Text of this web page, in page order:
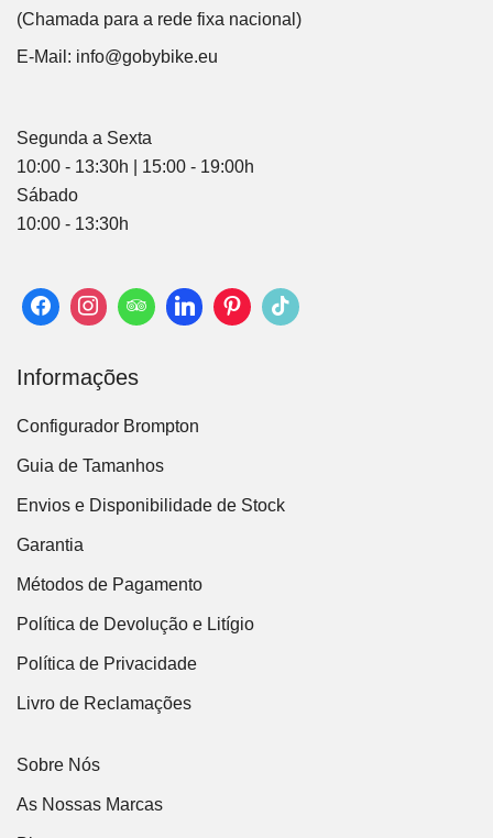
(Chamada para a rede fixa nacional)
E-Mail: info@gobybike.eu
Segunda a Sexta
10:00 - 13:30h | 15:00 - 19:00h
Sábado
10:00 - 13:30h
Informações
Configurador Brompton
Guia de Tamanhos
Envios e Disponibilidade de Stock
Garantia
Métodos de Pagamento
Política de Devolução e Litígio
Política de Privacidade
Livro de Reclamações
Sobre Nós
As Nossas Marcas